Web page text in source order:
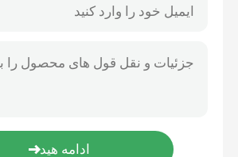
لوله کامپوزیت استخراج معدن